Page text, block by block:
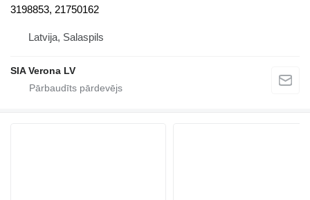
3198853, 21750162
Latvija, Salaspils
SIA Verona LV